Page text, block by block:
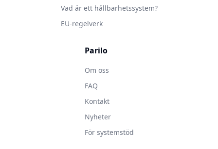
Vad är ett hållbarhetssystem?
EU-regelverk
Parilo
Om oss
FAQ
Kontakt
Nyheter
För systemstöd